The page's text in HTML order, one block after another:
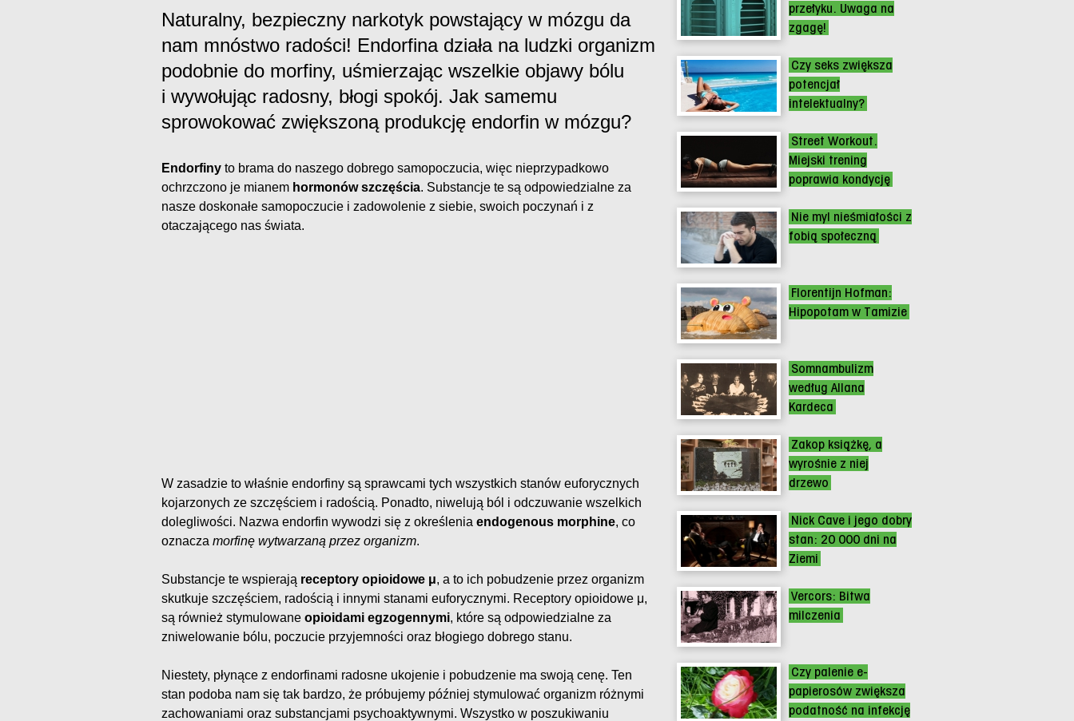
Naturalny, bezpieczny narkotyk powstający w mózgu da
nam mnóstwo radości! Endorfina działa na ludzki organizm
podobnie do morfiny, uśmierzając wszelkie objawy bólu
i wywołując radosny, błogi spokój. Jak samemu
sprowokować zwiększoną produkcję endorfin w mózgu?
Endorfiny to brama do naszego dobrego samopoczucia, więc nieprzypadkowo
ochrzczono je mianem hormonów szczęścia. Substancje te są odpowiedzialne za
nasze doskonałe samopoczucie i zadowolenie z siebie, swoich poczynań i z
otaczającego nas świata.
W zasadzie to właśnie endorfiny są sprawcami tych wszystkich stanów euforycznych
kojarzonych ze szczęściem i radością. Ponadto, niwelują ból i odczuwanie wszelkich
dolegliwości. Nazwa endorfin wywodzi się z określenia endogenous morphine, co
oznacza morfinę wytwarzaną przez organizm.
Substancje te wspierają receptory opioidowe μ, a to ich pobudzenie przez organizm
skutkuje szczęściem, radością i innymi stanami euforycznymi. Receptory opioidowe μ,
są również stymulowane opioidami egzogennymi, które są odpowiedzialne za
zniwelowanie bólu, poczucie przyjemności oraz błogiego dobrego stanu.
Niestety, płynące z endorfinami radosne ukojenie i pobudzenie ma swoją cenę. Ten
stan podoba nam się tak bardzo, że próbujemy później stymulować organizm różnymi
zachowaniami oraz substancjami psychoaktywnymi. Wszystko w poszukiwaniu
przełyku. Uwaga na
zgagę!
Czy seks zwiększa
potencjał
intelektualny?
Street Workout.
Miejski trening
poprawia kondycję
Nie myl nieśmiałości z
fobią społeczną
Florentijn Hofman:
Hipopotam w Tamizie
Somnambulizm
według Allana
Kardeca
Zakop książkę, a
wyrośnie z niej
drzewo
Nick Cave i jego dobry
stan: 20 000 dni na
Ziemi
Vercors: Bitwa
milczenia
Czy palenie e-
papierosów zwiększa
podatność na infekcję